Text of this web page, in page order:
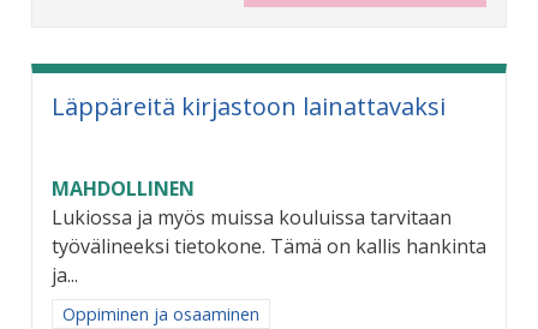
Läppäreitä kirjastoon lainattavaksi
MAHDOLLINEN
Lukiossa ja myös muissa kouluissa tarvitaan
työvälineeksi tietokone. Tämä on kallis hankinta
ja...
Rajaa tulokset aihepiirin mukaan: Oppiminen ja osaaminen
Oppiminen ja osaaminen